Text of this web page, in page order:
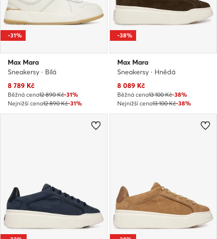
-31%
Max Mara
Sneakersy · Bílá
Aktuální cena
8 789 Kč
Běžná cena12 890 Kč-31%
Nejnižší cena12 890 Kč-31%
-38%
Max Mara
Sneakersy · Hnědá
Aktuální cena
8 089 Kč
Běžná cena13 100 Kč-38%
Nejnižší cena13 100 Kč-38%